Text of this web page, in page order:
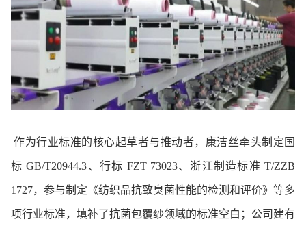
作为行业标准的核心起草者与推动者，康洁丝牵头制定国
标 GB/T20944.3、行标 FZT 73023、浙江制造标准 T/ZZB
1727，参与制定《纺织品抗致臭菌性能的检测和评价》等多
项行业标准，填补了抗菌包覆纱领域的标准空白；公司建有